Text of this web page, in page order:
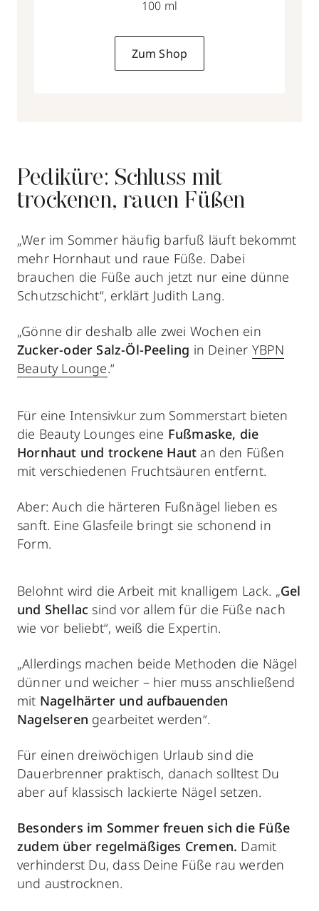
100 ml
Zum Shop
Pediküre: Schluss mit
trockenen, rauen Füßen
„Wer im Sommer häufig barfuß läuft bekommt
mehr Hornhaut und raue Füße. Dabei
brauchen die Füße auch jetzt nur eine dünne
Schutzschicht“, erklärt Judith Lang.
„Gönne dir deshalb alle zwei Wochen ein
Zucker-oder Salz-Öl-Peeling in Deiner YBPN
Beauty Lounge.“
Für eine Intensivkur zum Sommerstart bieten
die Beauty Lounges eine Fußmaske, die
Hornhaut und trockene Haut an den Füßen
mit verschiedenen Fruchtsäuren entfernt.
Aber: Auch die härteren Fußnägel lieben es
sanft. Eine Glasfeile bringt sie schonend in
Form.
Belohnt wird die Arbeit mit knalligem Lack. „Gel
und Shellac sind vor allem für die Füße nach
wie vor beliebt“, weiß die Expertin.
„Allerdings machen beide Methoden die Nägel
dünner und weicher – hier muss anschließend
mit Nagelhärter und aufbauenden
Nagelseren gearbeitet werden“.
Für einen dreiwöchigen Urlaub sind die
Dauerbrenner praktisch, danach solltest Du
aber auf klassisch lackierte Nägel setzen.
Besonders im Sommer freuen sich die Füße
zudem über regelmäßiges Cremen. Damit
verhinderst Du, dass Deine Füße rau werden
und austrocknen.